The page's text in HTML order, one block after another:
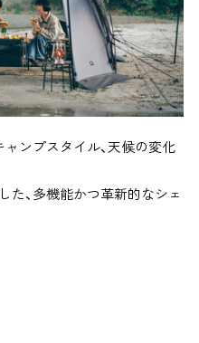
ャンプスタイル、天候の変化
た、多機能かつ革新的なシェ